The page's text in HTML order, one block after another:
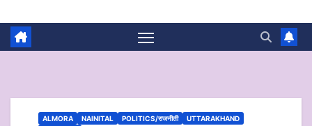
ALMORA NAINITAL POLITICS/राजनीती
UTTARAKHAND